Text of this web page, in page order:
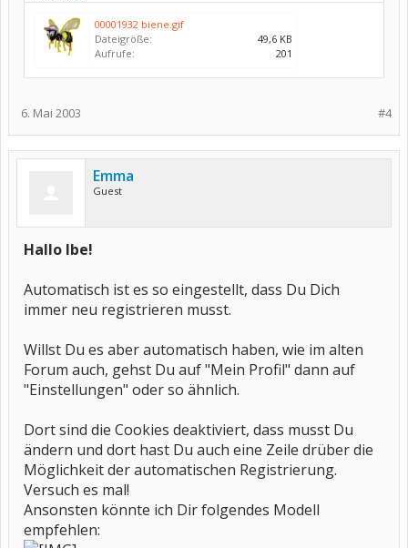
00001932 biene.gif
Dateigröße:
49,6 KB
Aufrufe:
201
#4
6. Mai 2003
Emma
Guest
Hallo Ibe!
Automatisch ist es so eingestellt, dass Du Dich
immer neu registrieren musst.
Willst Du es aber automatisch haben, wie im alten
Forum auch, gehst Du auf "Mein Profil" dann auf
"Einstellungen" oder so ähnlich.
Dort sind die Cookies deaktiviert, dass musst Du
ändern und dort hast Du auch eine Zeile drüber die
Möglichkeit der automatischen Registrierung.
Versuch es mal!
Ansonsten könnte ich Dir folgendes Modell
empfehlen: